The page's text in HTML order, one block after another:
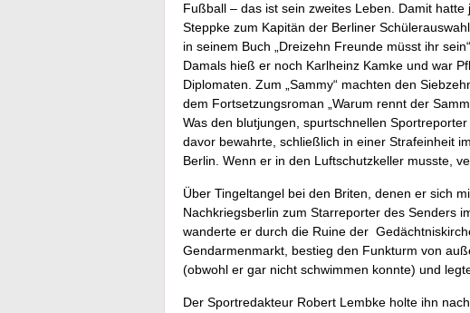
Fußball – das ist sein zweites Leben. Damit
Steppke zum Kapitän der Berliner
in seinem Buch „Dreizehn Freunde müsst ihr
Damals hieß er noch Karlheinz Kamke und war
Diplomaten. Zum „Sammy“ machten den
dem Fortsetzungsroman „Warum rennt der
Was den blutjungen, spurtschnellen
davor bewahrte, schließlich in einer Strafeinheit
Berlin. Wenn er in den Luftschutzkeller musste,
Über Tingeltangel bei den Briten, denen er sich
Nachkriegsberlin zum Starreporter des Senders
wanderte er durch die Ruine der
Gendarmenmarkt, bestieg den Funkturm von
(obwohl er gar nicht schwimmen konnte) und
Der Sportredakteur Robert Lembke holte ihn